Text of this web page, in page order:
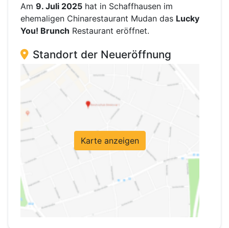
Am 9. Juli 2025 hat in Schaffhausen im
ehemaligen Chinarestaurant Mudan das Lucky
You! Brunch Restaurant eröffnet.
Standort der Neueröffnung
Karte anzeigen